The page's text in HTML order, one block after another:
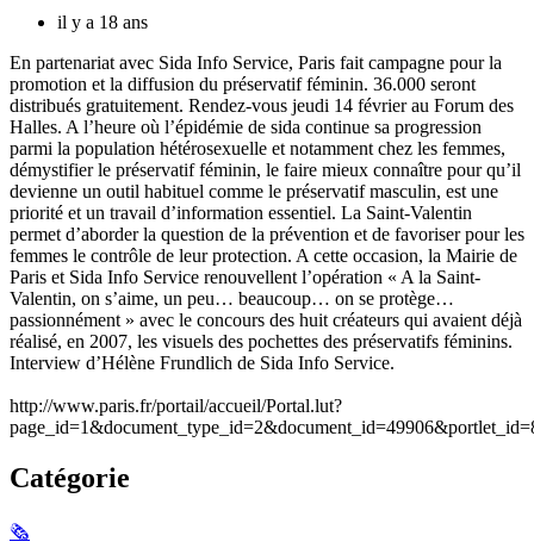
il y a 18 ans
En partenariat avec Sida Info Service, Paris fait campagne pour la
promotion et la diffusion du préservatif féminin. 36.000 seront
distribués gratuitement. Rendez-vous jeudi 14 février au Forum des
Halles. A l’heure où l’épidémie de sida continue sa progression
parmi la population hétérosexuelle et notamment chez les femmes,
démystifier le préservatif féminin, le faire mieux connaître pour qu’il
devienne un outil habituel comme le préservatif masculin, est une
priorité et un travail d’information essentiel. La Saint-Valentin
permet d’aborder la question de la prévention et de favoriser pour les
femmes le contrôle de leur protection. A cette occasion, la Mairie de
Paris et Sida Info Service renouvellent l’opération « A la Saint-
Valentin, on s’aime, un peu… beaucoup… on se protège…
passionnément » avec le concours des huit créateurs qui avaient déjà
réalisé, en 2007, les visuels des pochettes des préservatifs féminins.
Interview d’Hélène Frundlich de Sida Info Service.
http://www.paris.fr/portail/accueil/Portal.lut?
Catégorie
🗞